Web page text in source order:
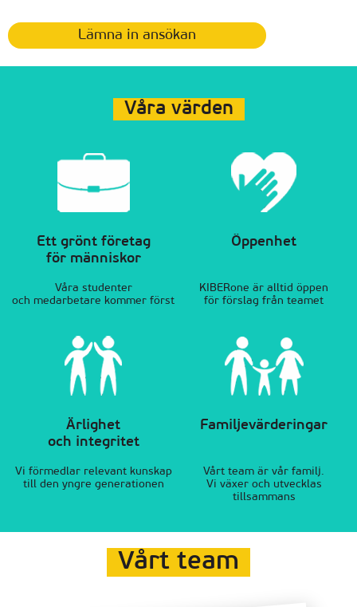
Lämna in ansökan
Våra värden
Ett grönt företag
för människor
Våra studenter
och medarbetare kommer först
Öppenhet
KIBERone är alltid öppen
för förslag från teamet
Ärlighet
och integritet
Vi förmedlar relevant kunskap
till den yngre generationen
Familjevärderingar
Vårt team är vår familj.
Vi växer och utvecklas
tillsammans
Vårt team